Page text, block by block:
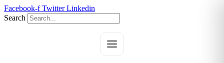
Skip
to
Facebook-f Twitter Linkedin
Search